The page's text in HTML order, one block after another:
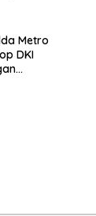
Metro
DKI